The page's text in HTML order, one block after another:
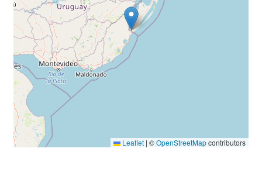
Leaflet | ©OpenStreetMapcontributors